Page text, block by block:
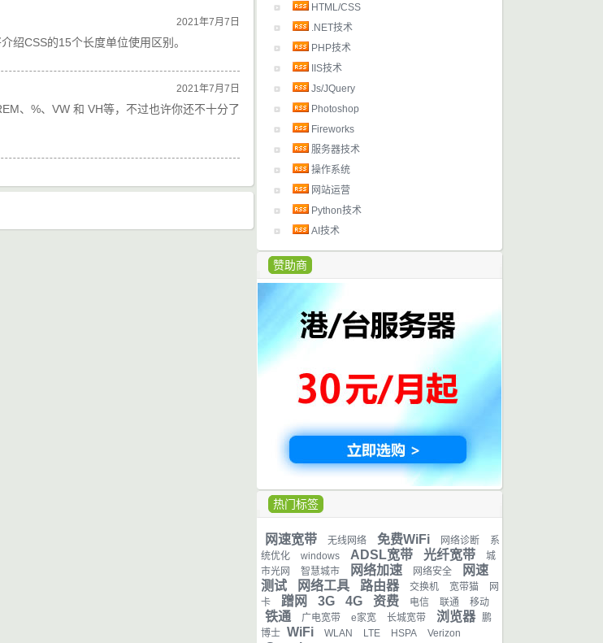
HTML/CSS
.NET技术
PHP技术
IIS技术
Js/JQuery
Photoshop
Fireworks
服务器技术
操作系统
网站运营
Python技术
AI技术
赞助商
热门标签
网速宽带 无线网络 免费WiFi 网络诊断
系
统优化
windows ADSL宽带 光纤宽带
城
市光网
智慧城市 网络加速 网络安全
网速
测试
网络工具 路由器 交换机 宽带猫
网
卡
蹭网 3G 4G 资费 电信 联通 移动
铁通 广电宽带 e家宽 长城宽带 浏览器 鹏
博士 WiFi WLAN LTE HSPA Verizon
2021年7月7日
绍CSS的15个长度单位使用区别。
2021年7月7日
、%、VW 和 VH等，不过也许你还不十分了